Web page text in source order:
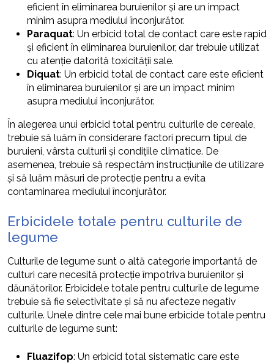
eficient în eliminarea buruienilor și are un impact
minim asupra mediului înconjurător.
Paraquat: Un erbicid total de contact care este rapid
și eficient în eliminarea buruienilor, dar trebuie utilizat
cu atenție datorită toxicității sale.
Diquat: Un erbicid total de contact care este eficient
în eliminarea buruienilor și are un impact minim
asupra mediului înconjurător.
În alegerea unui erbicid total pentru culturile de cereale,
trebuie să luăm în considerare factori precum tipul de
buruieni, vârsta culturii și condițiile climatice. De
asemenea, trebuie să respectăm instrucțiunile de utilizare
și să luăm măsuri de protecție pentru a evita
contaminarea mediului înconjurător.
Erbicidele totale pentru culturile de
legume
Culturile de legume sunt o altă categorie importantă de
culturi care necesită protecție împotriva buruienilor și
dăunătorilor. Erbicidele totale pentru culturile de legume
trebuie să fie selectivitate și să nu afecteze negativ
culturile. Unele dintre cele mai bune erbicide totale pentru
culturile de legume sunt:
Fluazifop: Un erbicid total sistematic care este